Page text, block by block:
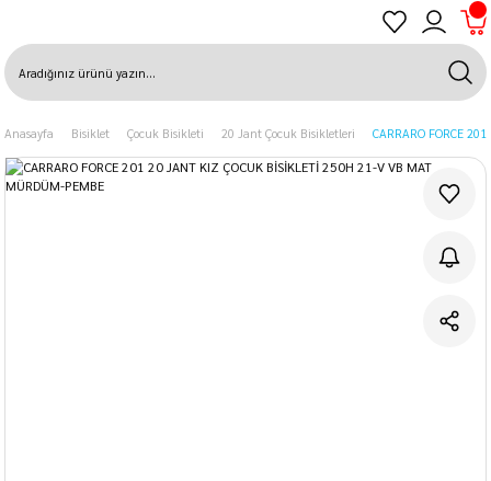
Anasayfa Bisiklet Çocuk Bisikleti 20 Jant Çocuk Bisikletleri CARRARO FORCE